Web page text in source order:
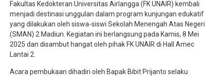
Fakultas Kedokteran Universitas Airlangga (FK UNAIR) kembali
menjadi destinasi unggulan dalam program kunjungan edukatif
yang dilakukan oleh siswa-siswi Sekolah Menengah Atas Negeri
(SMAN) 2 Madiun. Kegiatan ini berlangsung pada Kamis, 8 Mei
2025 dan disambut hangat oleh pihak FK UNAIR di Hall Amec
Lantai 2.
Acara pembukaan dihadiri oleh Bapak Bibit Prijanto selaku